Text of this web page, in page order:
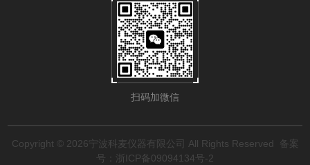
扫码加微信
Copyright © 2026宁波科麦仪器有限公司 All Rights Reserved
备案
号：浙ICP备09094134号-2